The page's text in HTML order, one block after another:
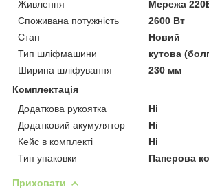
Живлення
Мережа
Споживана потужність
2600 Вт
Стан
Новий
Тип шліфмашини
кутова
Ширина шліфування
230 мм
Комплектація
Додаткова рукоятка
Ні
Додатковий акумулятор
Ні
Кейс в комплекті
Ні
Тип упаковки
Паперова
Приховати